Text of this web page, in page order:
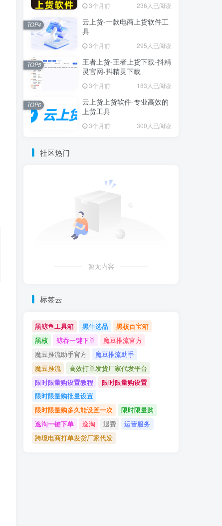
3个月前 236人已阅读
云上货-一款电商上货软件工
具
3个月前 295人已阅读
TOP4
王者上货-王者上货下载-抖精
灵官网-抖精灵下载
3个月前 183人已阅读
TOP5
云上货上货软件-专业高效的
上货工具
3个月前 300人已阅读
TOP6
社区热门
暂无内容
标签云
黑鲸鱼工具箱 黑牛选品
黑核百宝箱
黑核
鲸吞一键下单
魔豆推流官方
魔豆推流助手官方
魔豆推流助手
魔豆推流
高效打单发货厂家代发平台
限时限量购设置教程
限时限量购设置
限时限量购批量设置
限时限量购多久能设置一次
限时限量购
逸淘一键下单
逸淘 退费
运营服务
跨境电商打单发货厂家代发